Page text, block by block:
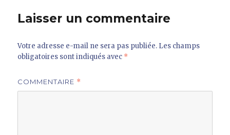
Laisser un commentaire
Votre adresse e-mail ne sera pas publiée. Les champs
obligatoires sont indiqués avec *
COMMENTAIRE *